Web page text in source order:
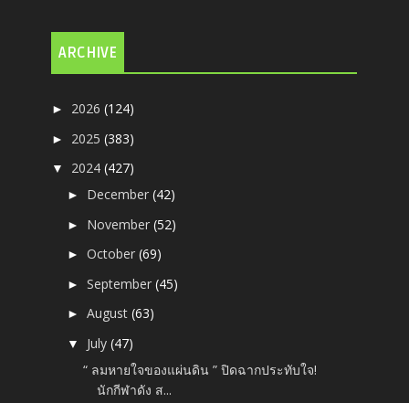
ARCHIVE
► 2026(124)
► 2025(383)
▼ 2024(427)
► December(42)
► November(52)
►October(69)
►September(45)
►August(63)
▼ July(47)
“ ลมหายใจของแผ่นดิน ” ปิดฉากประทับใจ!
นักกีฬาดัง ส...